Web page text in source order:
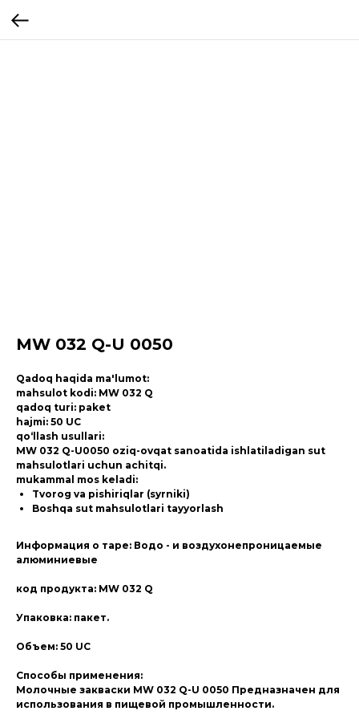
MW 032 Q-U 0050
Qadoq haqida ma'lumot:
mahsulot kodi: MW 032 Q
qadoq turi: paket
hajmi: 50 UC
qo‘llash usullari:
MW 032 Q-U0050 oziq-ovqat sanoatida ishlatiladigan sut
mahsulotlari uchun achitqi.
mukammal mos keladi:
Tvorog va pishiriqlar (syrniki)
Boshqa sut mahsulotlari tayyorlash
Информация о таре: Водо - и воздухонепроницаемые
алюминиевые
код продукта: MW 032 Q
Упаковка: пакет.
Объем: 50 UC
Способы применения:
Молочные закваски MW 032 Q-U 0050 Предназначен для
использования в пищевой промышленности.